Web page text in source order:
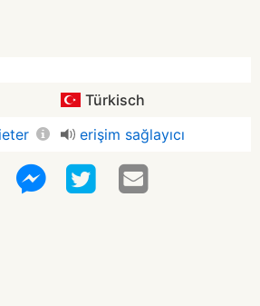
Türkisch
erişim sağlayıcı